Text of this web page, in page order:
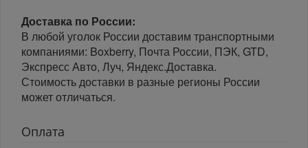
Доставка по России:
В любой уголок России доставим транспортными
компаниями: Boxberry, Почта России, ПЭК, GTD,
Экспресс Авто, Луч, Яндекс.Доставка.
Стоимость доставки в разные регионы России
может отличаться.
Оплата